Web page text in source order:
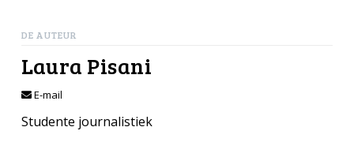
DE AUTEUR
Laura Pisani
E-mail
Studente journalistiek